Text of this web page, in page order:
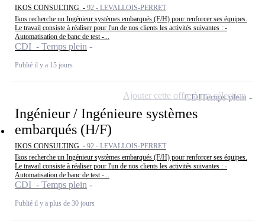
IKOS CONSULTING - 92 - LEVALLOIS-PERRET
Ikos recherche un Ingénieur systèmes embarqués (F/H) pour renforcer ses équipes.
Le travail consiste à réaliser pour l'un de nos clients les activités suivantes : -
Automatisation de banc de test -...
CDI - Temps plein
Publié il y a 15 jours
Ingénieur / Ingénieure systèmes
embarqués (H/F)
IKOS CONSULTING - 92 - LEVALLOIS-PERRET
Ikos recherche un Ingénieur systèmes embarqués (F/H) pour renforcer ses équipes.
Le travail consiste à réaliser pour l'un de nos clients les activités suivantes : -
Automatisation de banc de test -...
CDI - Temps plein
Publié il y a plus de 30 jours
CDITemps plein
Ajouter cette offre à ma sélection